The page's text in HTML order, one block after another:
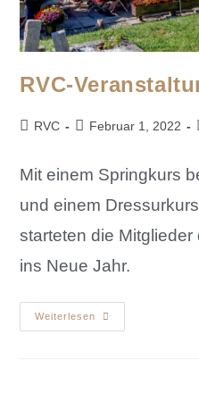
RVC-
RVC Februar 1, 2022
Mit einem Springkurs
und einem
starteten die
ins Neue Jahr.
Weiterlesen